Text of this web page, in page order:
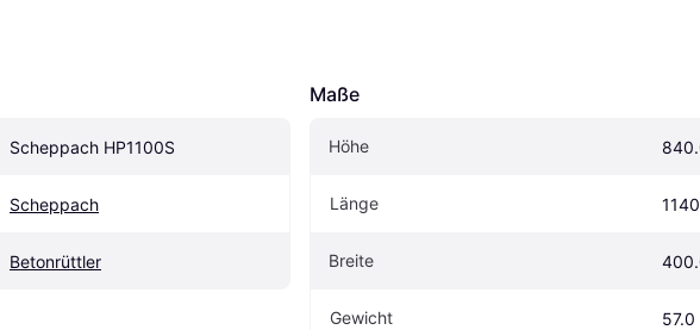
Scheppach HP1100S
Scheppach
Betonrüttler
Maße
Höhe
Länge
Breite
Gewicht 57.0